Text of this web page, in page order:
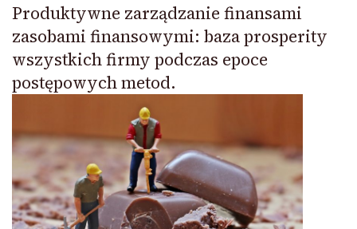
Produktywne zarządzanie finansami
zasobami finansowymi: baza prosperity
wszystkich firmy podczas epoce
postępowych metod.